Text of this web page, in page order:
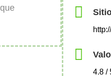
4.8 /